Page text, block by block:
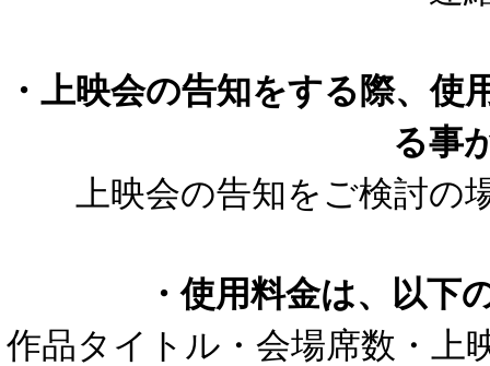
・上映会の告知をする際、
る事
上映会の告知をご検討の
・使用料金は、以下
作品タイトル・会場席数・上